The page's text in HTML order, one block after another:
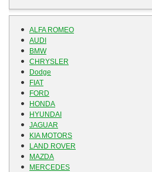
ALFA ROMEO
AUDI
BMW
CHRYSLER
Dodge
FIAT
FORD
HONDA
HYUNDAI
JAGUAR
KIA MOTORS
LAND ROVER
MAZDA
MERCEDES